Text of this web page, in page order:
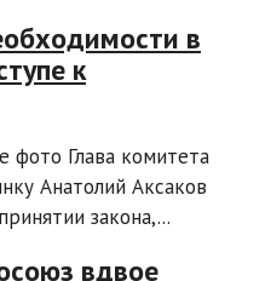
в
к
фото Глава комитета
Анатолий Аксаков
закона,...
вдвое